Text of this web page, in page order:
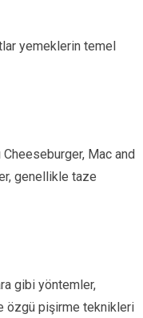
yemeklerin temel
Cheeseburger, Mac and
genellikle taze
gibi yöntemler,
özgü pişirme teknikleri